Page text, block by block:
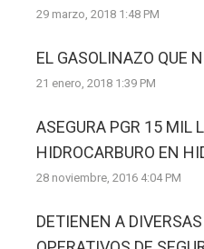
29 marzo, 2018 1:48 PM
EL GASOLINAZO QUE
21 enero, 2018 1:39 PM
ASEGURA PGR 15 MIL
HIDROCARBURO EN
28 noviembre, 2016 4:04 PM
DETIENEN A